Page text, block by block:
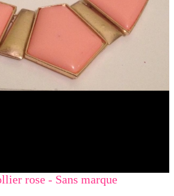
rose - Sans marque